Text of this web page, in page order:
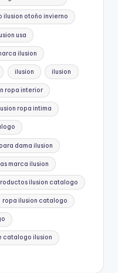
ilusion otoño invierno
usa
ilusion
ilusion ilusion
ropa interior
ropa intima
dama ilusion
marca ilusion
ilusion catalogo
ropa ilusion catalogo
catalogo ilusion